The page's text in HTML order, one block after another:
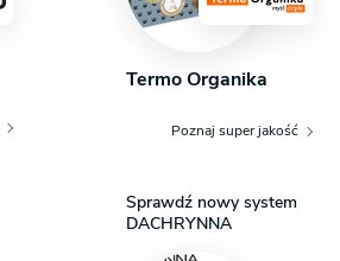
Termo Organika
Poznaj super jakość
Sprawdź nowy system
DACHRYNNA